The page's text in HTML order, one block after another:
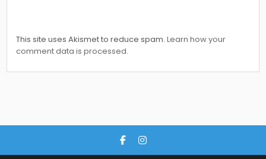
This site uses Akismet to reduce spam.Learn how your
comment data is processed.